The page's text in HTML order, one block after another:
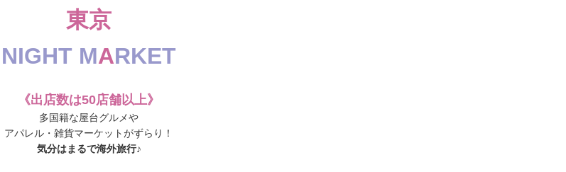
東京
NIGHT MARKET
《出店数は50店舗以上》
多国籍な屋台グルメや
アパレル・雑貨マーケットがずらり！
気分はまるで海外旅行♪